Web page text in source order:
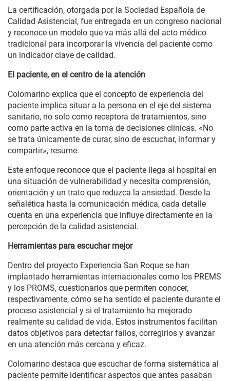
La certificación, otorgada por la Sociedad Española de
Calidad Asistencial, fue entregada en un congreso nacional
y reconoce un modelo que va más allá del acto médico
tradicional para incorporar la vivencia del paciente como
un indicador clave de calidad.
El paciente, en el centro de la atención
Colomarino explica que el concepto de experiencia del
paciente implica situar a la persona en el eje del sistema
sanitario, no solo como receptora de tratamientos, sino
como parte activa en la toma de decisiones clínicas. «No
se trata únicamente de curar, sino de escuchar, informar y
compartir», resume.
Este enfoque reconoce que el paciente llega al hospital en
una situación de vulnerabilidad y necesita comprensión,
orientación y un trato que reduzca la ansiedad. Desde la
señalética hasta la comunicación médica, cada detalle
cuenta en una experiencia que influye directamente en la
percepción de la calidad asistencial.
Herramientas para escuchar mejor
Dentro del proyecto Experiencia San Roque se han
implantado herramientas internacionales como los PREMS
y los PROMS, cuestionarios que permiten conocer,
respectivamente, cómo se ha sentido el paciente durante el
proceso asistencial y si el tratamiento ha mejorado
realmente su calidad de vida. Estos instrumentos facilitan
datos objetivos para detectar fallos, corregirlos y avanzar
en una atención más cercana y eficaz.
Colomarino destaca que escuchar de forma sistemática al
paciente permite identificar aspectos que antes pasaban